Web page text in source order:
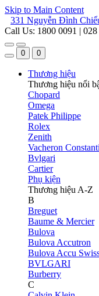
Skip to Main Content
331 Nguyễn Đình
Call Us: 1800 0091 |
0 0
Thương hiệu
Thương hiệu nổi
Chopard
Omega
Patek Philippe
Rolex
Zenith
Vacheron
Bvlgari
Cartier
Phụ kiện
Thương hiệu A-Z
B
Breguet
Baume & Mercier
Bulova
Bulova Accutron
Bulova Accu
BVLGARI
Burberry
C